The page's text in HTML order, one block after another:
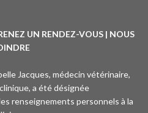
UN RENDEZ-VOUS| NOUS
Jacques, médecin vétérinaire,
a été désignée
renseignements personnels à la